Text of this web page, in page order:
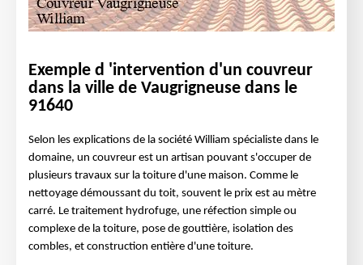
Exemple d 'intervention d'un couvreur
dans la ville de Vaugrigneuse dans le
91640
Selon les explications de la société William spécialiste dans le
domaine, un couvreur est un artisan pouvant s'occuper de
plusieurs travaux sur la toiture d'une maison. Comme le
nettoyage démoussant du toit, souvent le prix est au mètre
carré. Le traitement hydrofuge, une réfection simple ou
complexe de la toiture, pose de gouttière, isolation des
combles, et construction entière d'une toiture.